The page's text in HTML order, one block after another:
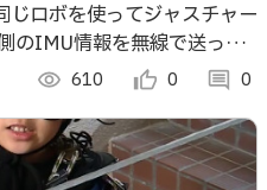
ロボを使ってジャスチャー
のIMU情報を無線で送って
も操作説明不要でリモコ
。。
visibility 610 thumb_up_alt 0 comment 0